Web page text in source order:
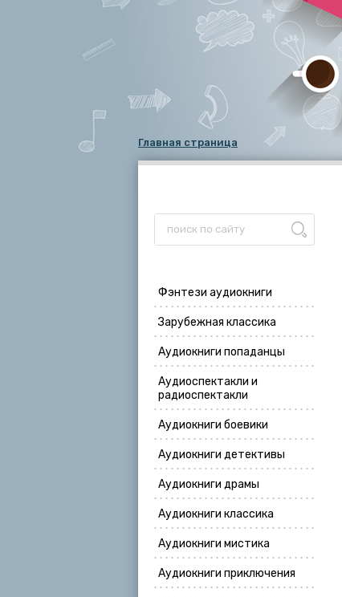
Главная страница
Фэнтези аудиокниги
Зарубежная классика
Аудиокниги попаданцы
Аудиоспектакли и
радиоспектакли
Аудиокниги боевики
Аудиокниги детективы
Аудиокниги драмы
Аудиокниги классика
Аудиокниги мистика
Аудиокниги приключения